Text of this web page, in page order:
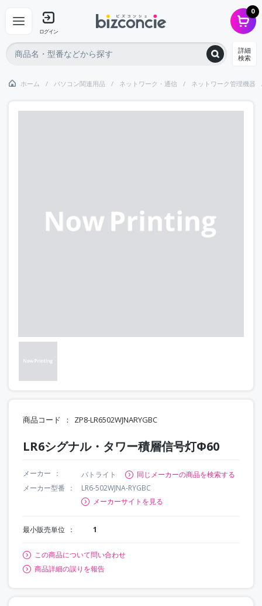
ログイン
0
詳細
検索
ホーム パソコン関連用品 ネットワーク・通信 ネットワーク管理機器
商品コード ZP8-LR6502WJNARYGBC
LR6シグナル・タワー積層信号灯Φ60
メーカー パトライト
同じメーカーの商品を検索する
メーカー型番
LR6-502WJNA-RYGBC
メーカーサイトを見る
最小販売単位 1
この商品について問い合わせ
商品詳細の誤りを報告